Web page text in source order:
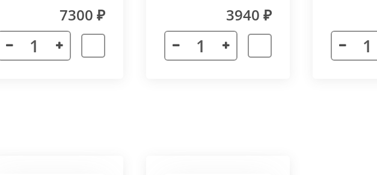
Придает прибору завершенности и помогает скрыть неточности в
увеличивает жесткость короба.
7300 ₽ 3940 ₽